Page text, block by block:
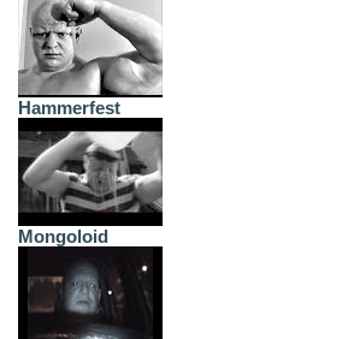
Hammerfest
Mongoloid